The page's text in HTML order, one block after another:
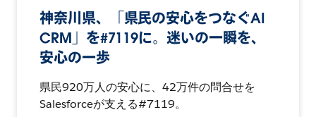
神奈川県、「県民の安心をつなぐAI
CRM」を#7119に。迷いの一瞬を、
安心の一歩
県民920万人の安心に、42万件の問合せを
Salesforceが支える#7119。